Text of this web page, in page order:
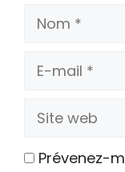
Nom
E-
Site
Prévenez-